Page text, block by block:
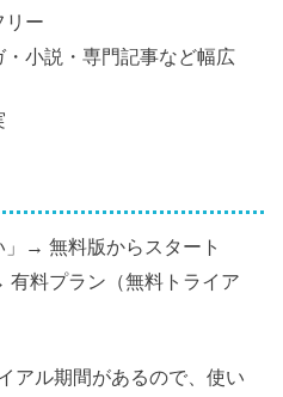
リー
小説・専門記事など幅広
」→ 無料版からスタート
有料プラン（無料トライア
アル期間があるので、使い